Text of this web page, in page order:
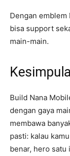
Dengan emblem
bisa support
main-main.
Build Nana
dengan gaya
membawa
pasti: kalau
benar, hero satu